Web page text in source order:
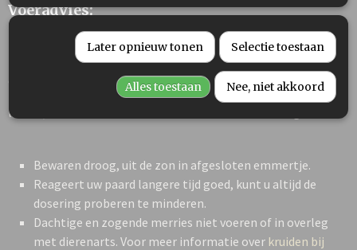
Voeradvies:
Dosering 1x daags: stokmaat tot 1,35 m: 1-2 schepjes, 1,35-
1,57 m: 2-3 schepjes, 1,58 m of groter: 4 schepjes per dag door
het voer mengen, tenzij anders geadviseerd door uw dierenarts
of therapeut. Kan droog of nat worden gegeven.Bij langdurig
adviseren wij na iedere 5-6 weken een stopweek in te
lassen, waarna de kruidenmix weer kan worden voortgezet.
Bewaren droog, uit de zon in afgesloten emmertje.
Reageert uw paard langere tijd goed, kunt u altijd de
dosering proberen te minderen.
Dachtige en zogende merries niet voeren of in overleg
met dierenarts. Voor meer informatie over kruiden bij
Later opnieuw tonen Selectie toestaan
Alles toestaan Nee, niet akkoord